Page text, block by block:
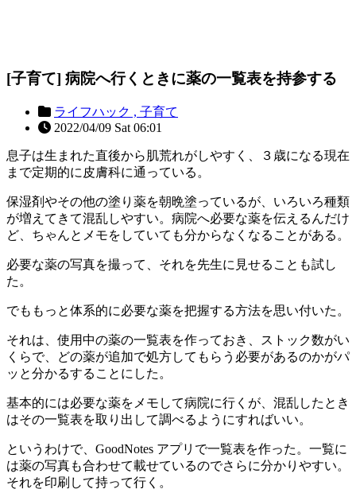
[子育て] 病院へ行くときに薬の一覧表を持参する
ライフハック , 子育て
2022/04/09 Sat 06:01
息子は生まれた直後から肌荒れがしやすく、３歳になる現在
まで定期的に皮膚科に通っている。
保湿剤やその他の塗り薬を朝晩塗っているが、いろいろ種類
が増えてきて混乱しやすい。病院へ必要な薬を伝えるんだけ
ど、ちゃんとメモをしていても分からなくなることがある。
必要な薬の写真を撮って、それを先生に見せることも試し
た。
でももっと体系的に必要な薬を把握する方法を思い付いた。
それは、使用中の薬の一覧表を作っておき、ストック数がい
くらで、どの薬が追加で処方してもらう必要があるのかがパ
ッと分かるすることにした。
基本的には必要な薬をメモして病院に行くが、混乱したとき
はその一覧表を取り出して調べるようにすればいい。
というわけで、GoodNotes アプリで一覧表を作った。一覧に
は薬の写真も合わせて載せているのでさらに分かりやすい。
それを印刷して持って行く。